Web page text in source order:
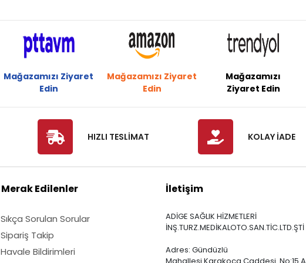
Mağazamızı Ziyaret
Edin
Mağazamızı Ziyaret
Edin
Mağazamızı
Ziyaret Edin
HIZLI TESLİMAT KOLAY İADE
Merak Edilenler
Sıkça Sorulan Sorular
Sipariş Takip
Havale Bildirimleri
İletişim
ADİGE SAĞLIK HİZMETLERİ
İNŞ.TURZ.MEDİKALOTO.SAN.TİC.LTD.ŞTİ
Adres: Gündüzlü